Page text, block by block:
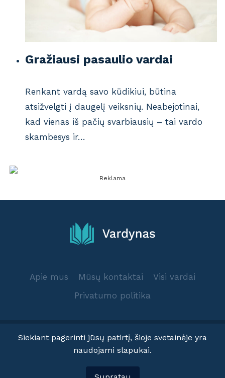
Gražiausi pasaulio vardai
Renkant vardą savo kūdikiui, būtina
atsižvelgti į daugelį veiksnių. Neabejotinai,
kad vienas iš pačių svarbiausių – tai vardo
skambesys ir…
Reklama
Apie mus Mūsų kontaktai
Visi vardai
Privatumo politika
© 2025 Vardynas.info
Siekiant pagerinti jūsų patirtį, šioje svetainėje yra
naudojami slapukai.